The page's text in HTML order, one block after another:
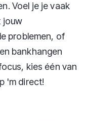
Voel je je vaak
jouw
problemen, of
bankhangen
kies één van
'm direct!